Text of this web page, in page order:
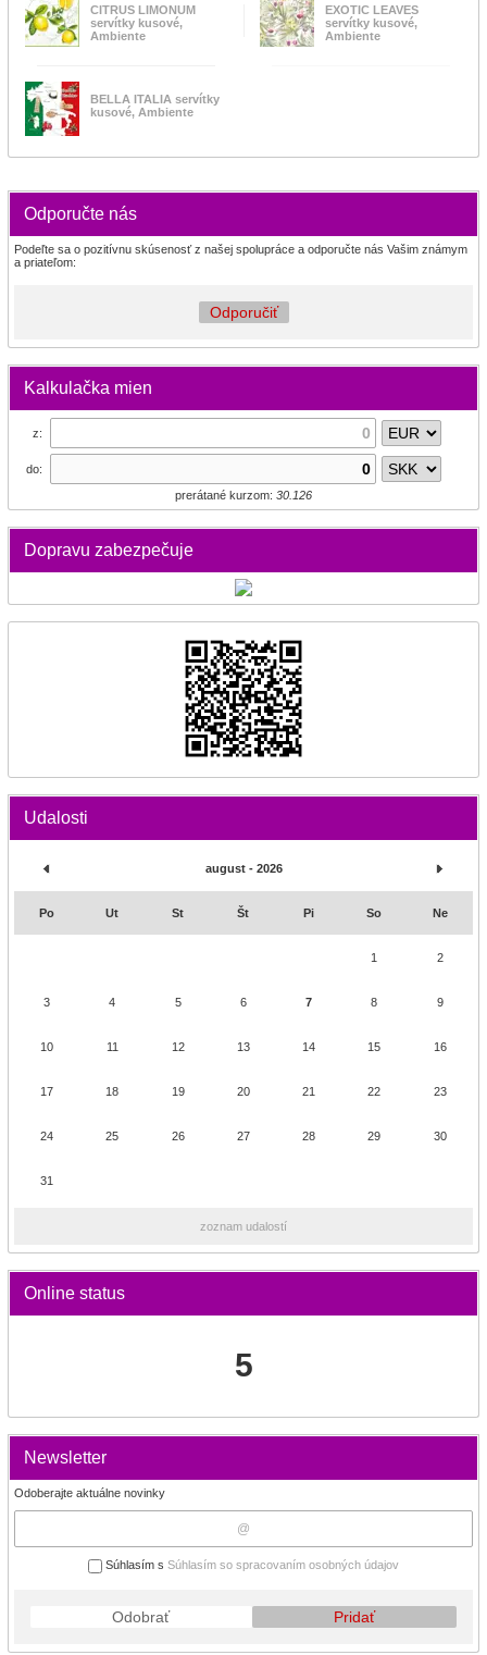
CITRUS LIMONUM
servítky kusové,
Ambiente
EXOTIC LEAVES
servítky kusové,
Ambiente
BELLA ITALIA servítky
kusové, Ambiente
Odporučte nás
Podeľte sa o pozitívnu skúsenosť z našej spolupráce a odporučte nás Vašim známym
a priateľom:
Odporučiť
Kalkulačka mien
z:
do:
prerátané kurzom: 30.126
Dopravu zabezpečuje
Udalosti
august - 2026
Po Ut St Št Pi So Ne
1 2
3 4 5 6 7 8 9
10 11 12 13 14 15 16
17 18 19 20 21 22 23
24 25 26 27 28 29 30
31
zoznam udalostí
Online status
5
Newsletter
Odoberajte aktuálne novinky
Súhlasím s Súhlasím so spracovaním osobných údajov
Odobrať Pridať